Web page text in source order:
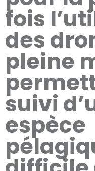
fois
des
pleine
suivi
espèce